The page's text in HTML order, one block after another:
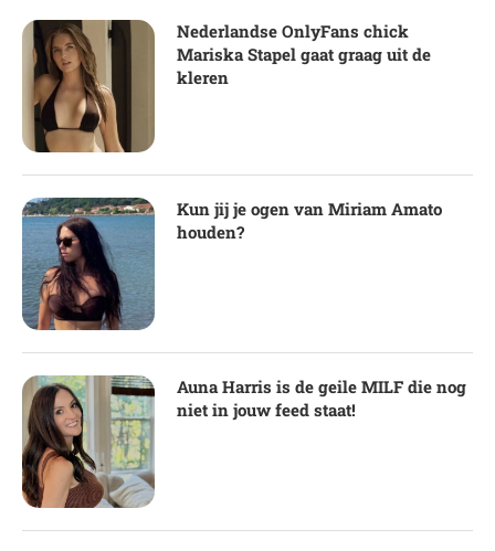
Nederlandse OnlyFans chick
Mariska Stapel gaat graag uit de
kleren
Kun jij je ogen van Miriam Amato
houden?
Auna Harris is de geile MILF die nog
niet in jouw feed staat!